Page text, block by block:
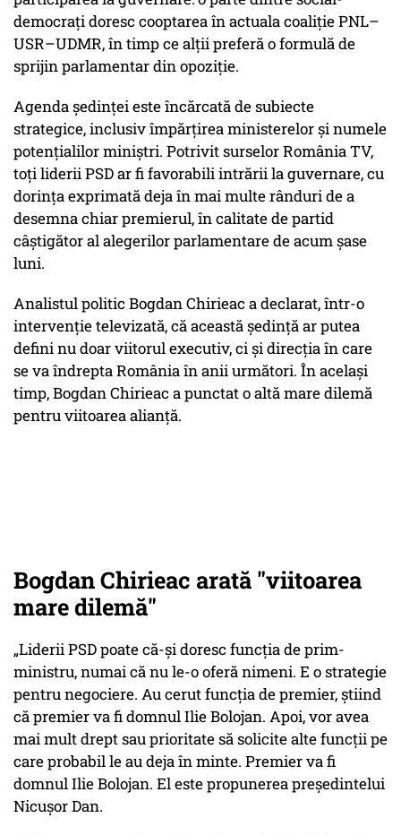
democrați doresc cooptarea în actuala coaliție PNL–
USR–UDMR, în timp ce alții preferă o formulă de
sprijin parlamentar din opoziție.
Agenda ședinței este încărcată de subiecte
strategice, inclusiv împărțirea ministerelor și numele
potențialilor miniștri. Potrivit surselor România TV,
toți liderii PSD ar fi favorabili intrării la guvernare, cu
dorința exprimată deja în mai multe rânduri de a
desemna chiar premierul, în calitate de partid
câștigător al alegerilor parlamentare de acum șase
luni.
Analistul politic Bogdan Chirieac a declarat, într-o
intervenție televizată, că această ședință ar putea
defini nu doar viitorul executiv, ci și direcția în care
se va îndrepta România în anii următori. În același
timp, Bogdan Chirieac a punctat o altă mare dilemă
pentru viitoarea alianță.
Bogdan Chirieac arată "viitoarea
mare dilemă"
„Liderii PSD poate că-și doresc funcția de prim-
ministru, numai că nu le-o oferă nimeni. E o strategie
pentru negociere. Au cerut funcția de premier, știind
că premier va fi domnul Ilie Bolojan. Apoi, vor avea
mai mult drept sau prioritate să solicite alte funcții pe
care probabil le au deja în minte. Premier va fi
domnul Ilie Bolojan. El este propunerea președintelui
Nicușor Dan.